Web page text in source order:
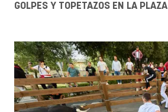
GOLPES Y TOPETAZOS EN LA PLAZA